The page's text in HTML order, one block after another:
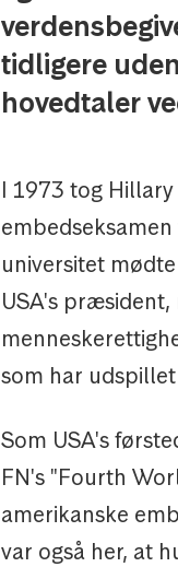
tidligere
hovedtaler
I 1973 tog
universitet
USA's
som har
Som USA's
FN's "Fourth
amerikanske
var også her, at